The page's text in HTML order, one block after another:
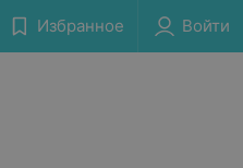
Избранное Войти